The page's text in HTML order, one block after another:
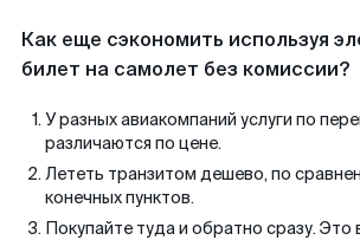
Как еще сэкономить используя
билет на самолет без комиссии?
У разных авиакомпаний услуги по
различаются по цене.
Лететь транзитом дешево, по
конечных пунктов.
Покупайте туда и обратно сразу. Это